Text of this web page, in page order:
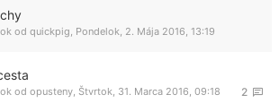
od quickpig Pondelok, 2. Mája 2016, 13:19
2
od opusteny Štvrtok, 31. Marca 2016, 09:18